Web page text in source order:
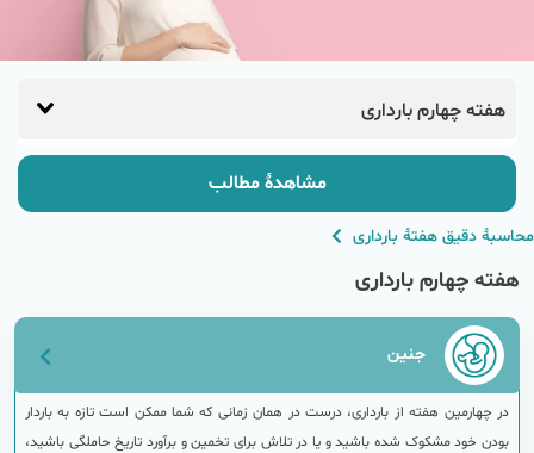
هفته‌ چهارم بارداری
مشاهدهٔ مطالب
محاسبهٔ دقیق هفتهٔ بارداری
هفته‌ چهارم بارداری
جنین
در چهارمین هفته از بارداری، درست در همان زمانی که شما ممکن است تازه به باردار
بودن خود مشکوک شده باشید و یا در تلاش برای تخمین و برآورد تاریخ حاملگی باشید،